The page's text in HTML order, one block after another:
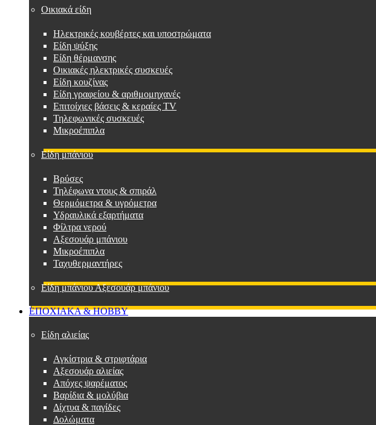
Οικιακά είδη
Ηλεκτρικές κουβέρτες και υποστρώματα
Είδη ψύξης
Είδη θέρμανσης
Οικιακές ηλεκτρικές συσκευές
Είδη κουζίνας
Είδη γραφείου & αριθμομηχανές
Επιτοίχιες βάσεις & κεραίες TV
Τηλεφωνικές συσκευές
Μικροέπιπλα
Είδη μπάνιου
Βρύσες
Τηλέφωνα ντους & σπιράλ
Θερμόμετρα & υγρόμετρα
Υδραυλικά εξαρτήματα
Φίλτρα νερού
Αξεσουάρ μπάνιου
Μικροέπιπλα
Ταχυθερμαντήρες
Είδη μπάνιου Αξεσουάρ μπάνιου
ΕΠΟΧΙΑΚΑ & HOBBY
Είδη αλιείας
Αγκίστρια & στριφτάρια
Αξεσουάρ αλιείας
Απόχες ψαρέματος
Βαρίδια & μολύβια
Δίχτυα & παγίδες
Δολώματα